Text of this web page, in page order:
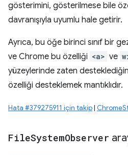
gösterimini, gösterilmese bile
davranışıyla uyumlu hale getirir.
Ayrıca, bu öğe birinci sınıf bir
ve Chrome bu özelliği <a> ve
yüzeylerinde zaten
özelliği desteklemek mantıklıdır.
Hata #379275911 için takip|
FileSystemObserver